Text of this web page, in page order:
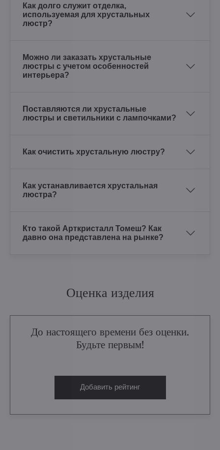
Как долго служит отделка,
используемая для хрустальных
люстр?
Можно ли заказать хрустальные
люстры с учетом особенностей
интерьера?
Поставляются ли хрустальные
люстры и светильники с лампочками?
Как очистить хрустальную люстру?
Как устанавливается хрустальная
люстра?
Кто такой Арткристалл Томеш? Как
давно она представлена на рынке?
Оценка изделия
До настоящего времени без оценки.
Будьте первым!
Добавить рейтинг